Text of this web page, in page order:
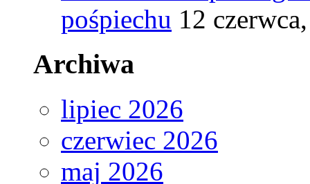
pośpiechu 12
Archiwa
lipiec 2026
czerwiec 2026
maj 2026